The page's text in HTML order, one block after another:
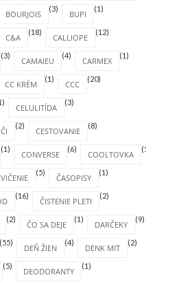
BOURJOIS
(3)
BUPI
(1)
C&A
(18)
CALLIOPE
(12)
(3)
CAMAIEU
(4)
CARMEX
(1)
CC KRÉM
(1)
CCC
(20)
CELULITÍDA
(3)
(2)
CESTOVANIE
(8)
(1)
CONVERSE
(6)
COOLTOVKA
(1)
(5)
ČASOPISY
(1)
(16)
ČISTENIE PLETI
(2)
(2)
ČO SA DEJE
(1)
DARČEKY
(9)
(55)
DEŇ ŽIEN
(4)
DENK MIT
(2)
(5)
DEODORANTY
(1)